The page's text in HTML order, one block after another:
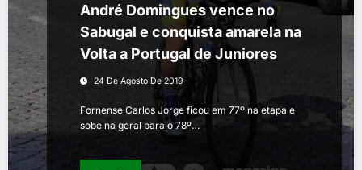
André Domingues vence no
Sabugal e conquista amarela na
Volta a Portugal de Juniores
24 De Agosto De 2019
Fornense Carlos Jorge ficou em 77º na etapa e
sobe na geral para o 78º…